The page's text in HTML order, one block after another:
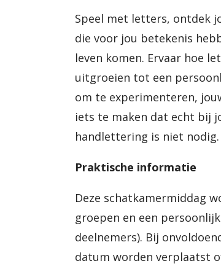
Speel met letters, ontdek
die voor jou betekenis
leven komen. Ervaar hoe
uitgroeien tot een
om te experimenteren,
iets te maken dat echt bij
handlettering is niet
Praktische informatie
Deze schatkamermiddag
groepen en een
deelnemers). Bij
datum worden verplaatst